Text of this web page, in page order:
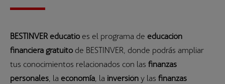
BESTINVER educatio es el programa de educación
financiera gratuito de BESTINVER, donde podrás ampliar
tus conocimientos relacionados con las finanzas
personales , la economía , la inversióny las finanzas